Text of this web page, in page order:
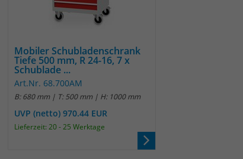
Mobiler Schubladenschrank
Tiefe 500 mm, R 24-16, 7 x
Schublade ...
Art.Nr. 68.700AM
B: 680 mm | T: 500 mm | H: 1000 mm
UVP (netto) 970.44 EUR
Lieferzeit: 20 - 25 Werktage